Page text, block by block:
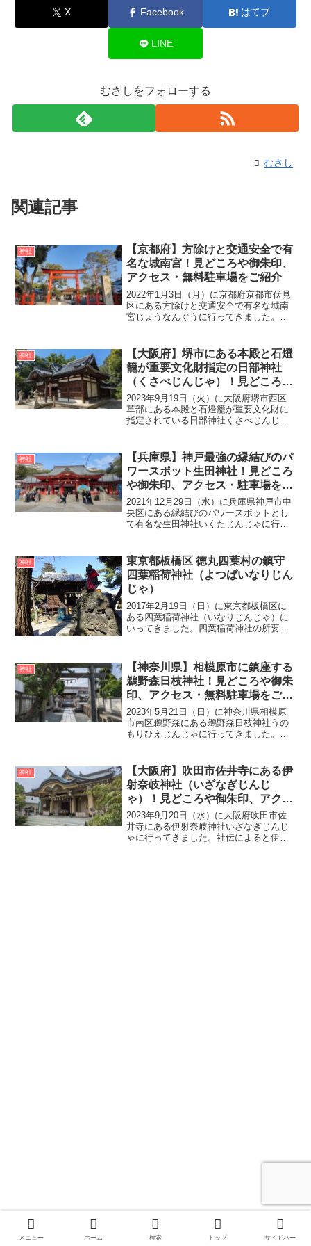
X Facebook はてブ
LINE
むさしをフォローする
むさし
関連記事
神社
【京都府】方除けと交通安全で有
名な城南宮！見どころや御朱印、
アクセス・無料駐車場をご紹介
2022年1月3日（月）に京都府京都市伏見
区にある方除けと交通安全で有名な城南
宮じょうなんぐうに行ってきました。特
カーが貼られた車をたくさん見かけま
す。正月三が日に城南...
神社
【大阪府】堺市にある本殿と石燈
籠が重要文化財指定の日部神社
（くさべじんじゃ）！見どころや
御朱印、アクセス・無料駐車場を
ご紹介
2023年9月19日（火）に大阪府堺市西区
草部にある本殿と石燈籠が重要文化財に
指定されている日部神社くさべじんじゃ
焼失したため不詳ですが、平安時代に編
纂された『...
神社
【兵庫県】神戸最強の縁結びのパ
ワースポット生田神社！見どころ
や御朱印、アクセス・駐車場をご
紹介
2021年12月29日（水）に兵庫県神戸市中
央区にある縁結びのパワースポットとし
て有名な生田神社いくたじんじゃに行っ
りお供えや世話をする神戸かんべを頂い
たことが神戸の地...
神社
東京都板橋区 徳丸四葉村の鎮守
四葉稲荷神社（よつばいなりじん
じゃ）
2017年2月19日（日）に東京都板橋区に
ある四葉稲荷神社（いなりじんじゃ）に
いってきました。四葉稲荷神社の所要時
の創建の詳細は不詳ですが、元亀3年
（1572年）に創...
神社
【神奈川県】相模原市に鎮座する
鵜野森日枝神社！見どころや御朱
印、アクセス・無料駐車場をご紹
介
2023年5月21日（日）に神奈川県相模原
市南区鵜野森にある鵜野森日枝神社うの
もりひえじんじゃに行ってきました。鵜
幡社の4社が鎮座していました。明治4年
（ 1871年）...
神社
【大阪府】吹田市佐井寺にある伊
射奈岐神社（いざなぎじんじ
ゃ）！見どころや御朱印、アクセ
ス・無料駐車場をご紹介
2023年9月20日（水）に大阪府吹田市佐
井寺にある伊射奈岐神社いざなぎじんじ
ゃに行ってきました。社伝によると伊射
メニュー ホーム 検索 トップ サイドバー